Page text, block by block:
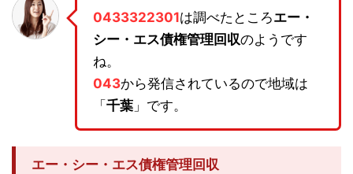
0433322301は調べたところエー・
シー・エス債権管理回収のようです
ね。
043から発信されているので地域は
「 千葉 」です。
エー・シー・エス債権管理回収